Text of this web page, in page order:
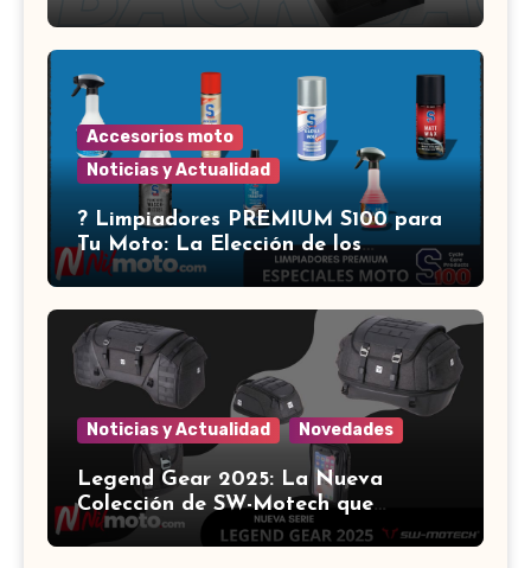
Accesorios moto
Noticias y Actualidad
?️ Limpiadores PREMIUM S100 para
Tu Moto: La Elección de los
Expertos ?
Noticias y Actualidad Novedades
Legend Gear 2025: La Nueva
Colección de SW-Motech que
Revoluciona el Equipamiento para
Motocicletas ?️